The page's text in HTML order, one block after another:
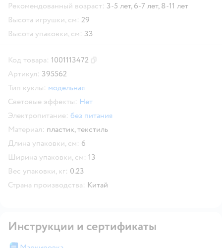
Рекомендованный возраст: 3-5 лет, 6-7 лет, 8-11 лет
Высота игрушки, см: 29
Высота упаковки, см: 33
Код товара: 1001113472
Артикул: 395562
Тип куклы: модельная
Световые эффекты: Нет
Электропитание: без питания
Материал: пластик,текстиль
Длина упаковки, см: 6
Ширина упаковки, см: 13
Вес упаковки, кг: 0.23
Страна производства: Китай
Инструкции и сертификаты